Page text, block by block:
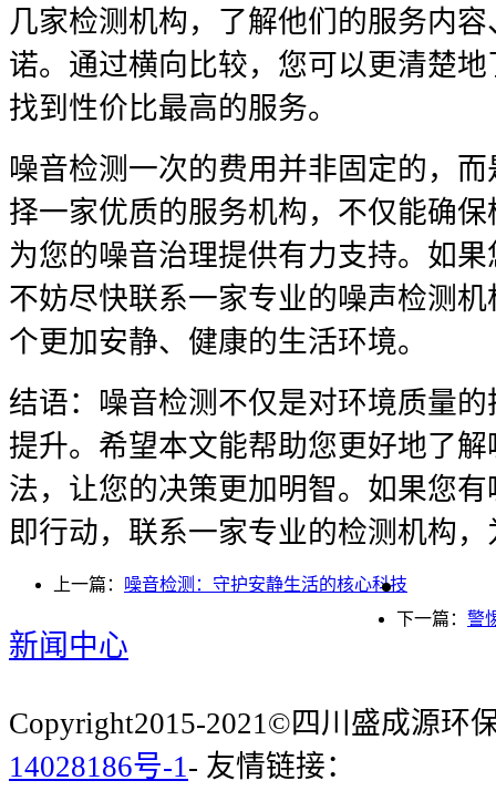
几家检测机构，了解他们的服务内
诺。通过横向比较，您可以更清楚
找到性价比最高的服务。
噪音检测一次的费用并非固定的，
择一家优质的服务机构，不仅能确
为您的噪音治理提供有力支持。如
不妨尽快联系一家专业的噪声检测
个更加安静、健康的生活环境。
结语：噪音检测不仅是对环境质量
提升。希望本文能帮助您更好地了
法，让您的决策更加明智。如果您
即行动，联系一家专业的检测机构
上一篇：
噪音检测：守护安静生活的核心科技
下一篇： 警
新闻中心
Copyright2015-2021©四川盛成源环
14028186号-1 - 友情链接：